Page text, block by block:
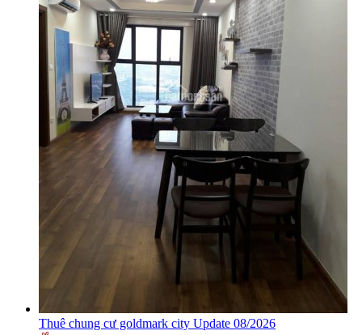
Thuê chung cư goldmark city Update 08/2026